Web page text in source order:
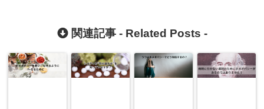
関連記事 - Related Posts -